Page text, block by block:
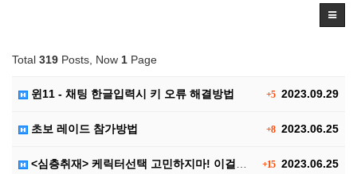
Total 319 Posts, Now 1 Page
+52023.09.29
윈11 - 채팅 한글입력시 키 오류 해결방법
+82023.06.25
초보 레이드 참가방법
+152023.06.25
<심층취재> 케릭터선택 고민하지마! 이걸로 끝!! 신규…